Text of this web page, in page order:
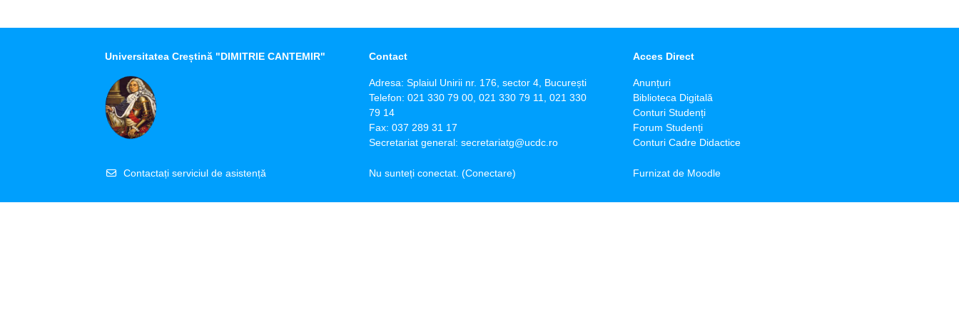
Universitatea Creștină "DIMITRIE CANTEMIR" Contact
Adresa: Splaiul Unirii nr. 176, sector 4, București
Telefon: 021 330 79 00, 021 330 79 11, 021 330
79 14
Fax: 037 289 31 17
Secretariat general: secretariatg@ucdc.ro
Acces Direct
Anunțuri
Biblioteca Digitală
Conturi Studenți
Forum Studenți
Conturi Cadre Didactice
Contactați serviciul de asistență Nu sunteți conectat. (Conectare) Furnizat de Moodle